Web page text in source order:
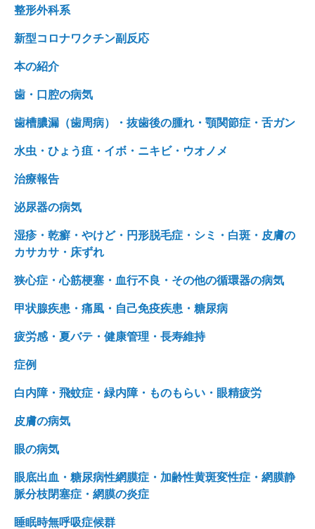
整形外科系
新型コロナワクチン副反応
本の紹介
歯・口腔の病気
歯槽膿漏（歯周病）・抜歯後の腫れ・顎関節症・舌ガン
水虫・ひょう疽・イボ・ニキビ・ウオノメ
治療報告
泌尿器の病気
湿疹・乾癬・やけど・円形脱毛症・シミ・白斑・皮膚の
カサカサ・床ずれ
狭心症・心筋梗塞・血行不良・その他の循環器の病気
甲状腺疾患・痛風・自己免疫疾患・糖尿病
疲労感・夏バテ・健康管理・長寿維持
症例
白内障・飛蚊症・緑内障・ものもらい・眼精疲労
皮膚の病気
眼の病気
眼底出血・糖尿病性網膜症・加齢性黄斑変性症・網膜静
脈分枝閉塞症・網膜の炎症
睡眠時無呼吸症候群